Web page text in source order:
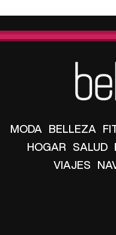
MODA BELLEZA
HOGAR SALUD
VIAJES